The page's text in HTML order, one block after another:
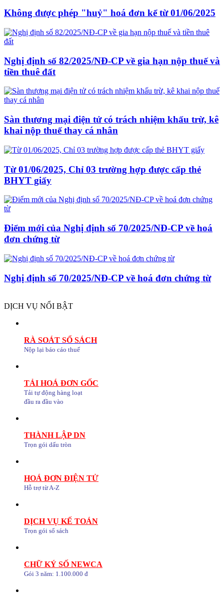
Không được phép "huỷ" hoá đơn kể từ 01/06/2025
Nghị định số 82/2025/NĐ-CP về gia hạn nộp thuế và
tiền thuê đất
Sàn thương mại điện tử có trách nhiệm khấu trừ, kê
khai nộp thuế thay cá nhân
Từ 01/06/2025, Chỉ 03 trường hợp được cấp thẻ
BHYT giấy
Điểm mới của Nghị định số 70/2025/NĐ-CP về hoá
đơn chứng từ
Nghị định số 70/2025/NĐ-CP về hoá đơn chứng từ
DỊCH VỤ NỔI BẬT
RÀ SOÁT SỔ SÁCH
Nộp lại báo cáo thuế
TẢI HOÁ ĐƠN GỐC
Tải tự động hàng loạt
đầu ra đầu vào
THÀNH LẬP DN
Trọn gói dấu tròn
HOÁ ĐƠN ĐIỆN TỬ
Hỗ trợ từ A-Z
DỊCH VỤ KẾ TOÁN
Trọn gói sổ sách
CHỮ KÝ SỐ NEWCA
Gói 3 năm: 1.100.000 đ